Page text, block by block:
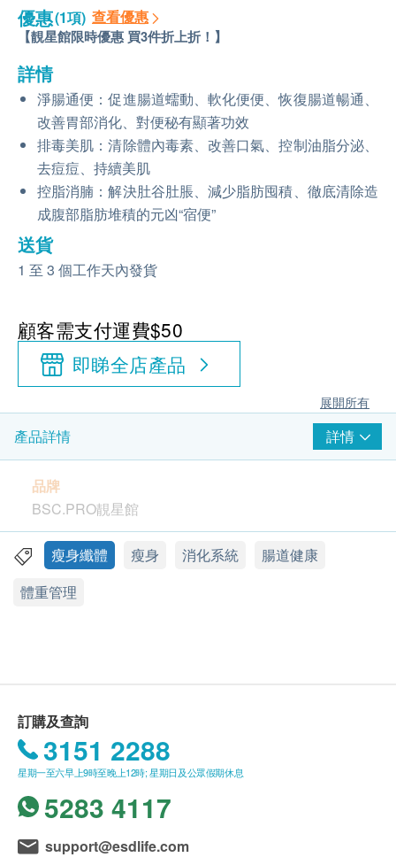
優惠(1項) 查看優惠
【靚星館限時優惠 買3件折上折！】
詳情
淨腸通便：促進腸道蠕動、軟化便便、恢復腸道暢通、
改善胃部消化、對便秘有顯著功效
排毒美肌：清除體內毒素、改善口氣、控制油脂分泌、
去痘痘、持續美肌
控脂消腩：解決肚谷肚脹、減少脂肪囤積、徹底清除造
成腹部脂肪堆積的元凶“宿便”
送貨
1 至 3 個工作天內發貨
顧客需支付運費$50
即睇全店產品
展開所有
產品詳情 詳情
品牌
BSC.PRO靚星館
功效
更強！更採用先進的超低溫冷凍萃取技術，提取各類
對便秘有顯著功效
綜合果蔬酵素液: 助腸胃蠕動，提昇新陳代謝，調整體
質。
低聚木糖: 使益生菌在腸道大量增殖，改善腸道動力。
桑葉粉: 可以維持身體的醣類新陳代謝。
抹茶粉: 可將脂肪燃燒率提高，減輕體重
瘦身纖體 瘦身 消化系統
腸道健康
體重管理
訂購及查詢
3151 2288
星期一至六早上9時至晚上12時; 星期日及公眾假期休息
5283 4117
support@esdlife.com